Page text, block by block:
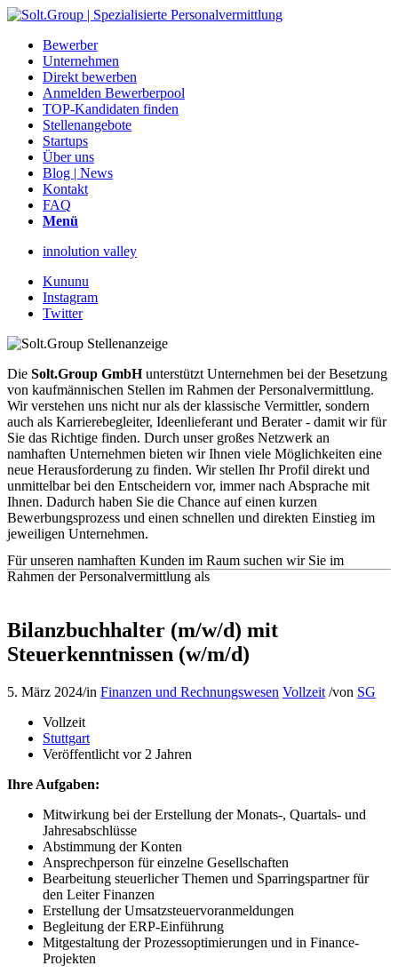
Bewerber
Unternehmen
Direkt bewerben
Anmelden Bewerberpool
TOP-Kandidaten finden
Stellenangebote
Startups
Über uns
Blog | News
Kontakt
FAQ
Menü
innolution valley
Kununu
Instagram
Twitter
Die Solt.Group GmbHunterstützt Unternehmen bei der Besetzung
von kaufmännischen Stellen im Rahmen der Personalvermittlung.
Wir verstehen uns nicht nur als der klassische Vermittler, sondern
auch als Karrierebegleiter, Ideenlieferant und Berater - damit wir für
Sie das Richtige finden. Durch unser großes Netzwerk an
namhaften Unternehmen bieten wir Ihnen viele Möglichkeiten eine
neue Herausforderung zu finden. Wir stellen Ihr Profil direkt und
unmittelbar bei den Entscheidern vor, immer nach Absprache mit
Ihnen. Dadurch haben Sie die Chance auf einen kurzen
Bewerbungsprozess und einen schnellen und direkten Einstieg im
jeweiligen Unternehmen.
Für unseren namhaften Kunden im Raum suchen wir Sie im
Rahmen der Personalvermittlung als
Bilanzbuchhalter (m/w/d) mit
Steuerkenntnissen (w/m/d)
5. März 2024/in Finanzen und Rechnungswesen Vollzeit /von SG
Vollzeit
Stuttgart
Veröffentlicht vor 2 Jahren
Ihre Aufgaben:
Mitwirkung bei der Erstellung der Monats-, Quartals- und
Jahresabschlüsse
Abstimmung der Konten
Ansprechperson für einzelne Gesellschaften
Bearbeitung steuerlicher Themen und Sparringspartner für
den Leiter Finanzen
Erstellung der Umsatzsteuervoranmeldungen
Begleitung der ERP-Einführung
Mitgestaltung der Prozessoptimierungen und in Finance-
Projekten